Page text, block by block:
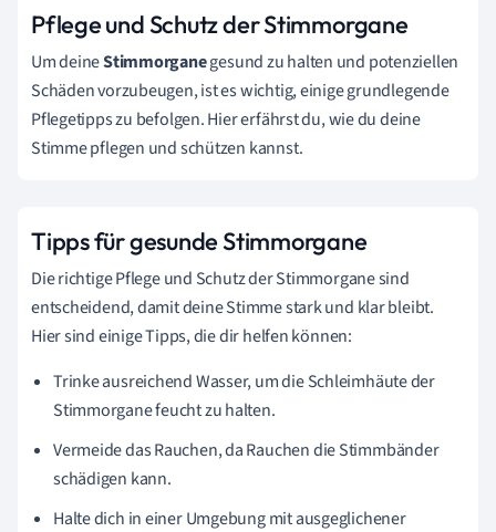
Pflege und Schutz der Stimmorgane
Um deineStimmorganegesund zu halten und potenziellen
Schäden vorzubeugen, ist es wichtig, einige grundlegende
Pflegetipps zu befolgen. Hier erfährst du, wie du deine
Stimme pflegen und schützen kannst.
Tipps für gesunde Stimmorgane
Die richtige Pflege und Schutz der Stimmorgane sind
entscheidend, damit deine Stimme stark und klar bleibt.
Hier sind einige Tipps, die dir helfen können:
Trinke ausreichend Wasser, um die Schleimhäute der
Stimmorgane feucht zu halten.
Vermeide das Rauchen, da Rauchen die Stimmbänder
schädigen kann.
Halte dich in einer Umgebung mit ausgeglichener